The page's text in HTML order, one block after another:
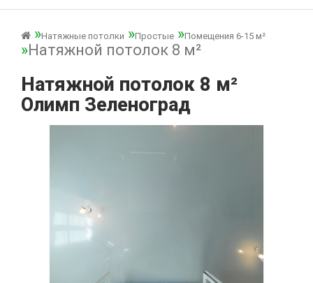
Натяжные потолки Простые Помещения 6-15 м²
Натяжной потолок 8 м²
Натяжной потолок 8 м²
Олимп Зеленоград